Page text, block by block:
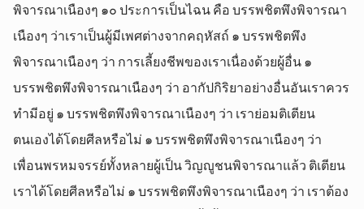
พิจารณาเนืองๆ ๑๐ ประการเป็นไฉน คือ บรรพชิตพึงพิจารณา
เนืองๆ ว่าเราเป็นผู้มีเพศต่างจากคฤหัสถ์ ๑ บรรพชิตพึง
พิจารณาเนืองๆ ว่า การเลี้ยงชีพของเราเนื่องด้วยผู้อื่น ๑
บรรพชิตพึงพิจารณาเนืองๆ ว่า อากัปกิริยาอย่างอื่นอันเราควร
ทำมีอยู่ ๑ บรรพชิตพึงพิจารณาเนืองๆ ว่า เราย่อมติเตียน
ตนเองได้โดยศีลหรือไม่ ๑ บรรพชิตพึงพิจารณาเนืองๆ ว่า
เพื่อนพรหมจรรย์ทั้งหลายผู้เป็น วิญญูชนพิจารณาแล้ว ติเตียน
เราได้โดยศีลหรือไม่ ๑ บรรพชิตพึงพิจารณาเนืองๆ ว่า เราต้อง